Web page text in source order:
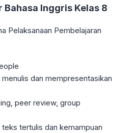
Bahasa Inggris Kelas 8
Pelaksanaan Pembelajaran
dan mempresentasikan
peer review, group
teks tertulis dan kemampuan